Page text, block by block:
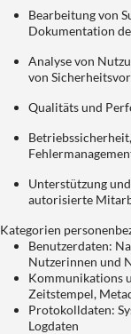
Bearbeitung von
Dokumentation
Analyse von
von
Qualitäts und
Unterstützung
autorisierte
Kategorien
Benutzerdaten:
Nutzerinnen und
Kommunikations
Zeitstempel,
Protokolldaten:
Logdaten